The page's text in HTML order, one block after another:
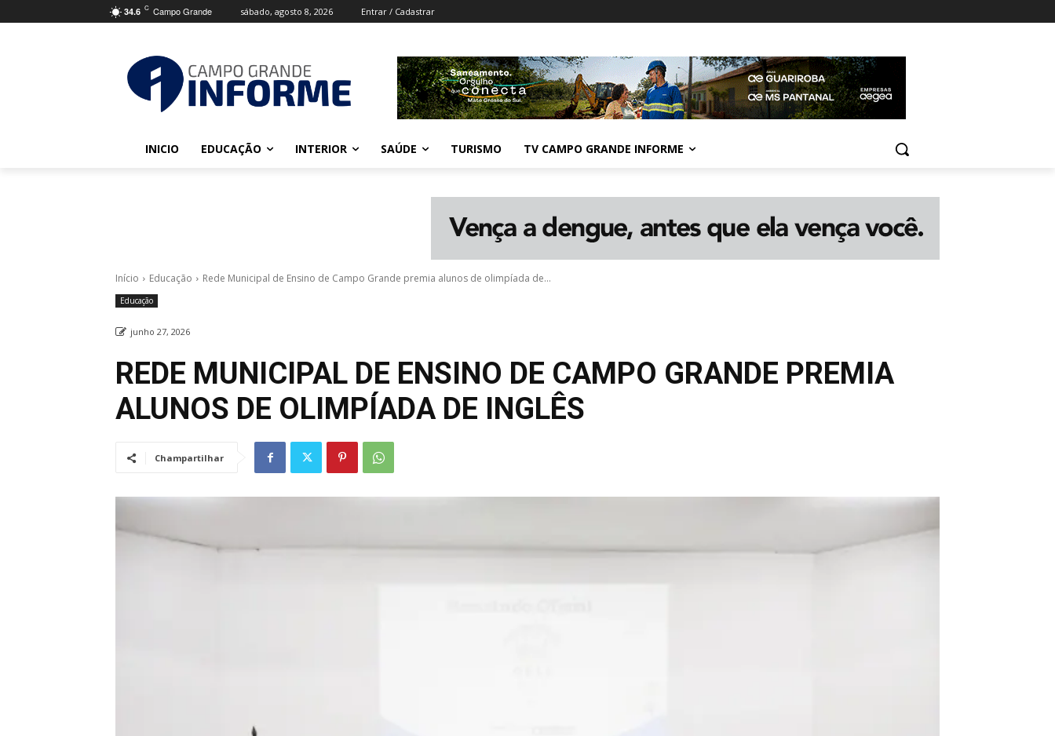
34.6 C Campo Grande sábado, agosto 8, 2026 Entrar / Cadastrar
INICIO EDUCAÇÃO INTERIOR SAÚDE TURISMO TV CAMPO GRANDE INFORME
Início Educação Rede Municipal de Ensino de Campo Grande premia alunos de olimpíada de...
Educação
junho 27, 2026
REDE MUNICIPAL DE ENSINO DE CAMPO GRANDE PREMIA
ALUNOS DE OLIMPÍADA DE INGLÊS
Champartilhar